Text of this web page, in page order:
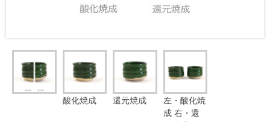
酸化焼成 還元焼成
左・酸化焼
成 右・還